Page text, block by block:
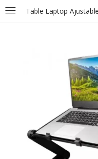
LOGIN
Enter your username and
Remember me